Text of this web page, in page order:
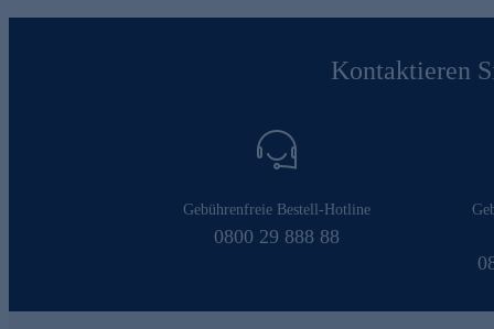
Kontaktieren
Gebührenfreie Bestell-Hotline
0800 29 888 88